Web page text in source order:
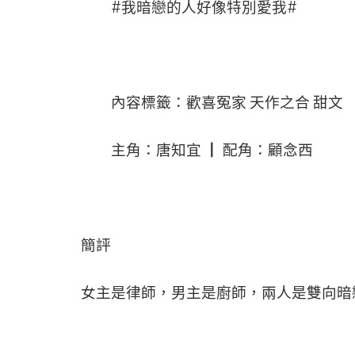
#我暗戀的人好像特別愛我#
內容標籤：歡喜冤家 天作之合 甜文
主角：唐知宜 ┃ 配角：顧念西
簡評
女主是律師，男主是廚師，兩人是雙向